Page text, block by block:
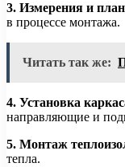
3. Измерения и
в процессе монтажа.
Читать так же:
4. Установка
направляющие и
5. Монтаж
тепла.